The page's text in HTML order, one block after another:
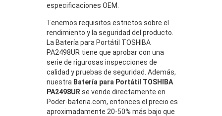
especificaciones OEM.
Tenemos requisitos estrictos sobre el
rendimiento y la seguridad del producto.
La Batería para Portátil TOSHIBA
PA2498UR tiene que aprobar con una
serie de rigurosas inspecciones de
calidad y pruebas de seguridad. Además,
nuestra Batería para Portátil TOSHIBA
PA2498UR se vende directamente en
Poder-bateria.com, entonces el precio es
aproximadamente 20-50% más bajo que